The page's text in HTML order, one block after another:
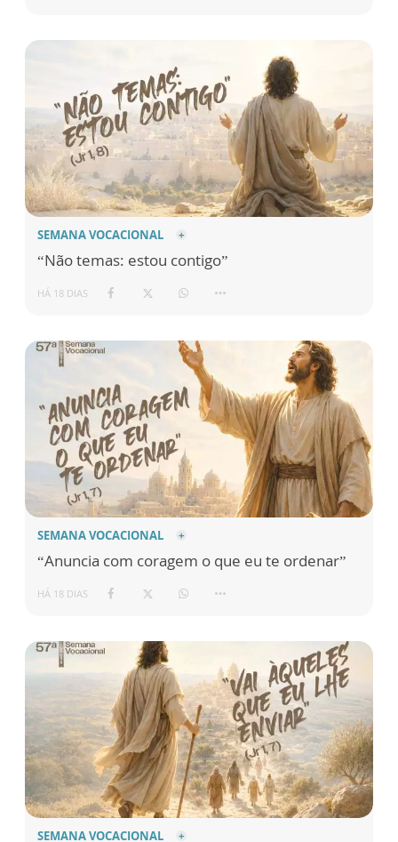
SEMANA VOCACIONAL
“Não temas: estou contigo”
HÁ 18 DIAS
SEMANA VOCACIONAL
“Anuncia com coragem o que eu te ordenar”
HÁ 18 DIAS
SEMANA VOCACIONAL